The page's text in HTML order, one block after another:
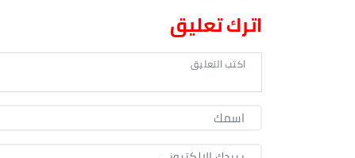
اترك تعليق